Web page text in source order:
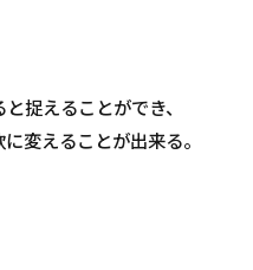
捉えることができ、
変えることが出来る。